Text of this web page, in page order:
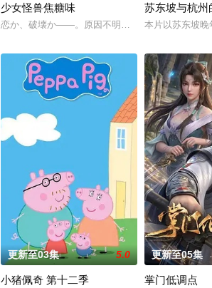
偶尔还会做出一些违法乱纪的事。幸好她身边有
由太极壁垒相隔，域外虚无异境滋生侵蚀神魂、
少女怪兽焦糖味
恋か、破壊か――。原因不明の病に悩まされてい
苏东坡与杭州
本片以苏东坡
更新至03集 5.0
小猪佩奇 第十二季
更新至05集
掌门低调点